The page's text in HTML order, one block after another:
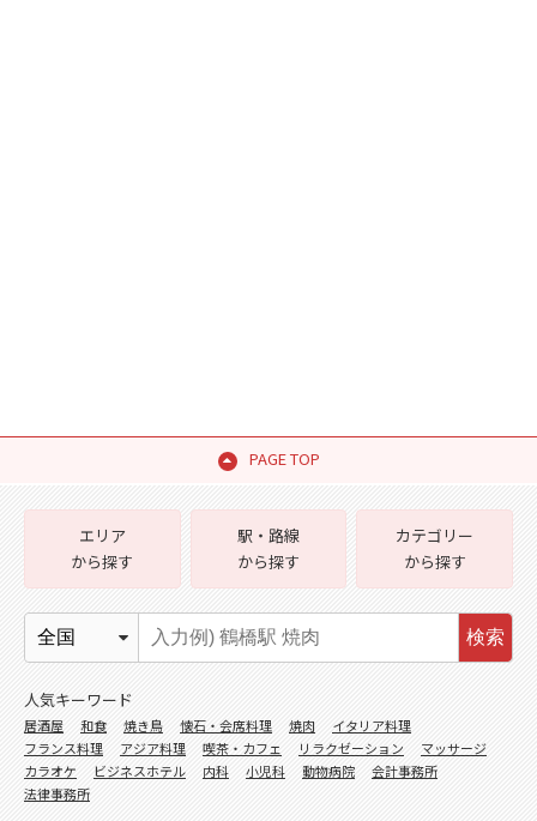
PAGE TOP
エリア
から探す
駅・路線
から探す
カテゴリー
から探す
検索
人気キーワード
居酒屋 和食 焼き鳥 懐石・会席料理 焼肉
イタリア料理
フランス料理
アジア料理 喫茶・カフェ リラクゼーション
マッサージ
カラオケ
ビジネスホテル 内科 小児科 動物病院
会計事務所
法律事務所